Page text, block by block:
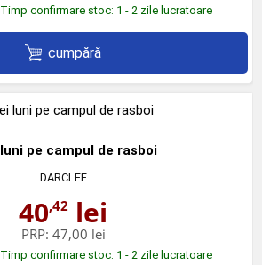
confirmare stoc: 1 - 2 zile lucratoare
cumpără
pe campul de rasboi
DARCLEE
40,42 lei
PRP: 47,00 lei
confirmare stoc: 1 - 2 zile lucratoare